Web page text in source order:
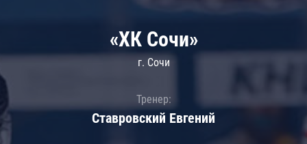
«ХК Сочи»
г. Сочи
Тренер:
Ставровский Евгений